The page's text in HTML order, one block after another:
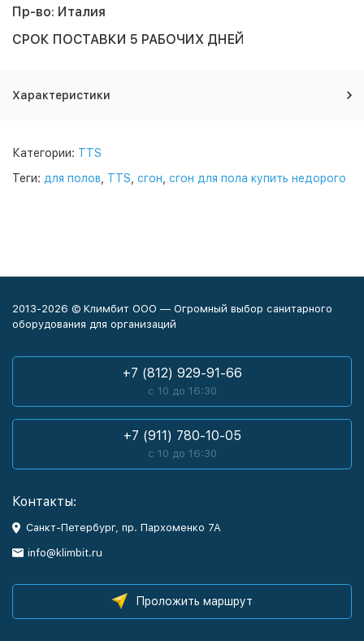
Пр-во: Италия
СРОК ПОСТАВКИ 5 РАБОЧИХ ДНЕЙ
Характеристики
Категории: TTS
Теги: для полов TTS сгон сгон для пола купить недорого
2013-2026 © Климбит ООО — Огромный выбор санитарного
оборудования для организаций
+7 (812) 929-91-66
с 10 до 16:30
+7 (911) 780-10-05
с 10 до 16:30
Контакты:
Санкт-Петербург, пр. Пархоменко 7А
info@klimbit.ru
Проложить маршрут